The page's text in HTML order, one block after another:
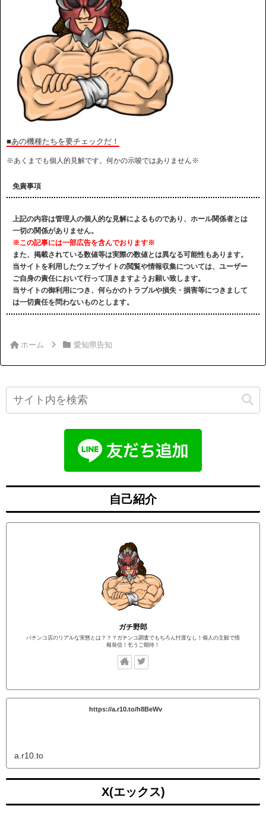
■あの機種たちを要チェックだ！
※あくまでも個人的見解です。何かの示唆ではありません※
免責事項
上記の内容は管理人の個人的な見解によるものであり、ホール関係者とは
一切の関係がありません。
※この記事には一部広告を含んでおります※
また、掲載されている数値等は実際の数値とは異なる可能性もあります。
当サイトを利用したウェブサイトの閲覧や情報収集については、ユーザー
ご自身の責任において行って頂きますようお願い致します。
当サイトの御利用につき、何らかのトラブルや損失・損害等につきまして
は一切責任を問わないものとします。
ホーム 愛知県告知
自己紹介
ガチ野郎
パチンコ店のリアルな実態とは？？？ガチンコ調査でもちろん忖度なし！個人の主観で情
報発信！乞うご期待！
https://a.r10.to/h8BeWv
a.r10.to
X(エックス)